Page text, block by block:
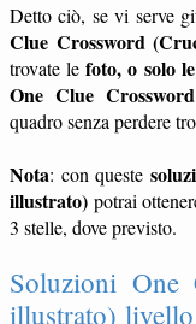
Detto ciò, se vi serve
Clue Crossword
trovate lefoto, o solo
One Clue
quadro senza perdere
Nota: con queste
illustrato) potrai
3 stelle, dove previsto.
Soluzioni One
illustrato)